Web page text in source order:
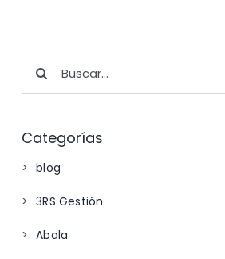
Categorías
blog
3RS Gestión
Abala